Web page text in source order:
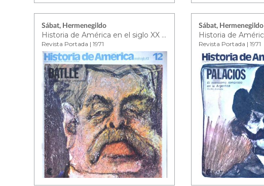
Sábat, Hermenegildo
Historia de América en el siglo XX Nº12
Revista Portada | 1971
Sábat, Hermenegildo
Revista Portada | 1971